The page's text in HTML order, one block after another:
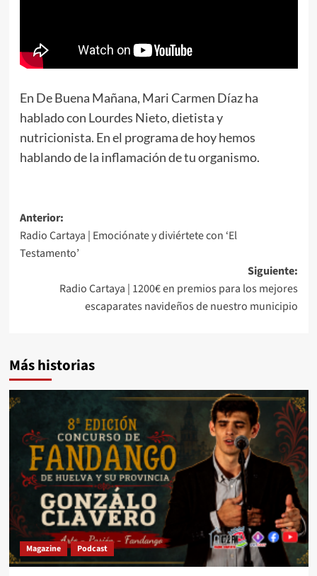
En De Buena Mañana, Mari Carmen Díaz ha
hablado con Lourdes Nieto, dietista y
nutricionista. En el programa de hoy hemos
hablando de la inflamación de tu organismo.
Anterior:
Radio Cartaya | Emociónate y diviértete con ‘El
Testamento’
Siguiente:
Radio Cartaya | 1200€ en premios para los mejores
escaparates navideños de nuestro municipio
Más historias
Magazine Podcast